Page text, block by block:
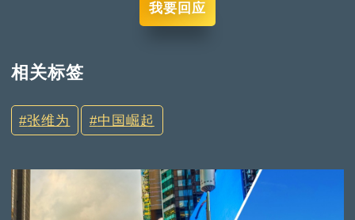
我要回应
相关标签
张维为 中国崛起